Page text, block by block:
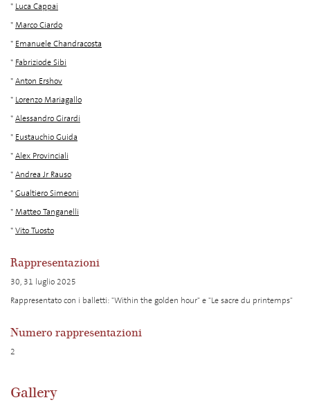
* Luca Cappai
*Marco Ciardo
* Emanuele Chandracosta
* Fabriziode Sibi
*Anton Ershov
* Lorenzo Mariagallo
*Alessandro Girardi
* Eustauchio Guida
*Alex Provinciali
*Andrea Jr Rauso
*Gualtiero Simeoni
*Matteo Tanganelli
*Vito Tuosto
Rappresentazioni
30, 31 luglio 2025
Rappresentato con i balletti: "Within the golden hour" e "Le sacre du printemps"
Numero rappresentazioni
2
Gallery